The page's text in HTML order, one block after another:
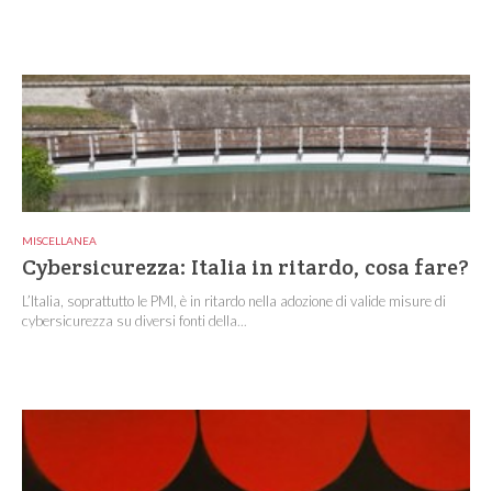
MISCELLANEA
Cybersicurezza: Italia in ritardo, cosa fare?
L’Italia, soprattutto le PMI, è in ritardo nella adozione di valide misure di
cybersicurezza su diversi fonti della...